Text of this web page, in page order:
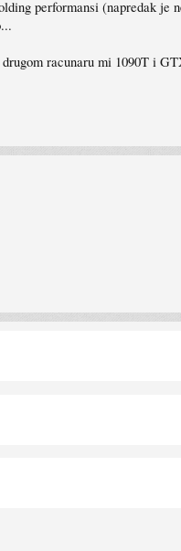
performansi (napredak je
racunaru mi 1090T i